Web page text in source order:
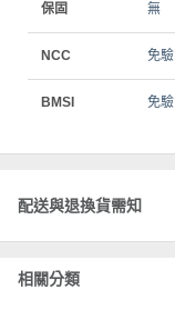
保固 無
NCC 免驗
BMSI 免驗
配送與退換貨需知
相關分類